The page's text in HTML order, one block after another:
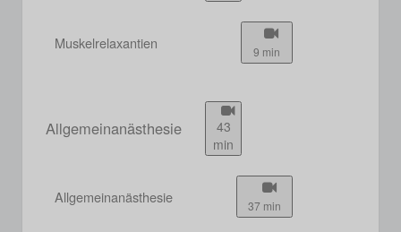
Muskelrelaxantien 9 min
Allgemeinanästhesie
43
min
Allgemeinanästhesie 37 min